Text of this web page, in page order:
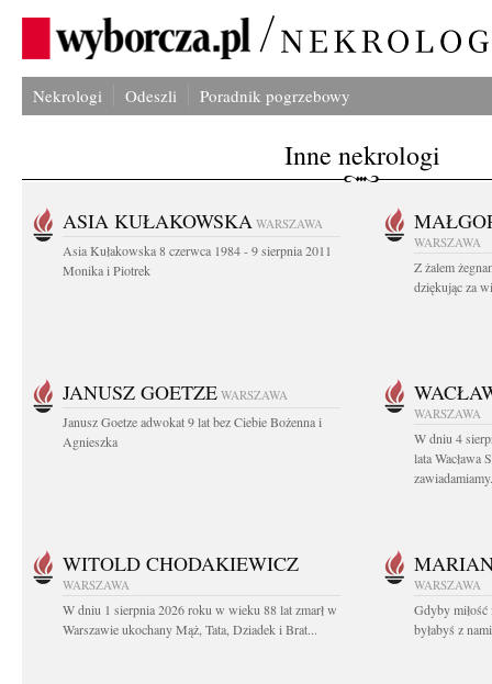
Nekrologi Odeszli Poradnik pogrzebowy
Inne nekrologi
ASIA KUŁAKOWSKA WARSZAWA
Asia Kułakowska 8 czerwca 1984 - 9 sierpnia 2011
Monika i Piotrek
WARSZAWA
Z żalem
dziękując za
JANUSZ GOETZE WARSZAWA
Janusz Goetze adwokat 9 lat bez Ciebie Bożenna i
Agnieszka
WARSZAWA
W dniu 4
lata Wacława
WITOLD CHODAKIEWICZ
WARSZAWA
W dniu 1 sierpnia 2026 roku w wieku 88 lat zmarł w
Warszawie ukochany Mąż, Tata, Dziadek i Brat...
WARSZAWA
Gdyby miłość
byłabyś z